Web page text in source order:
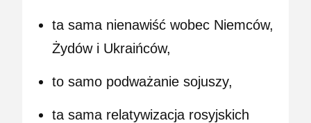
ta sama nienawiść wobec Niemców,
Żydów i Ukraińców,
to samo podważanie sojuszy,
ta sama relatywizacja rosyjskich